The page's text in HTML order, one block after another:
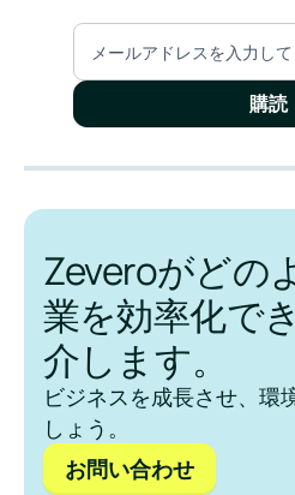
Zeveroがどの
業を効率化で
介します。
ビジネスを成長させ、環
しょう。
お問い合わせ